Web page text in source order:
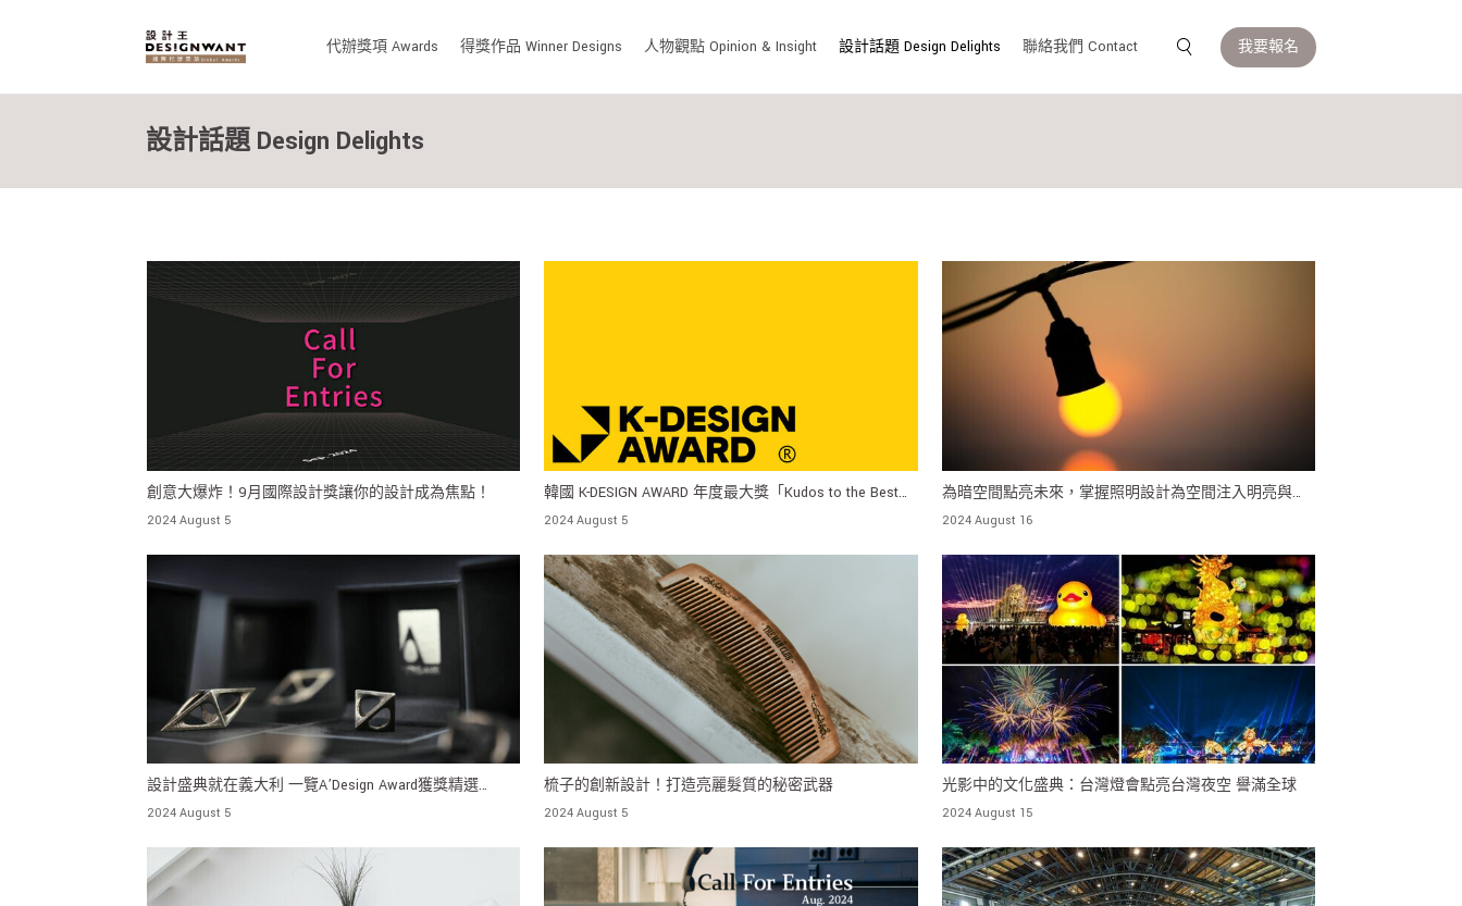
代辦獎項 Awards 得獎作品 Winner Designs 人物觀點 Opinion & Insight 設計話題 Design Delights 聯絡我們 Contact 我要報名
設計話題 Design Delights
創意大爆炸！9月國際設計獎讓你的設計成為焦點！
2024 August 5
韓國 K-DESIGN AWARD 年度最大獎「Kudos to the Best」
花落誰家？
2024 August 5
為暗空間點亮未來，掌握照明設計為空間注入明亮與活
力！
2024 August 16
設計盛典就在義大利 一覽A’Design Award獲獎精選
TOP20
2024 August 5
梳子的創新設計！打造亮麗髮質的秘密武器
2024 August 5
光影中的文化盛典：台灣燈會點亮台灣夜空 譽滿全球
2024 August 15